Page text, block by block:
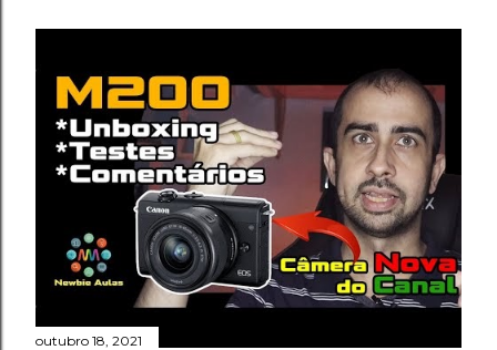
outubro 18, 2021